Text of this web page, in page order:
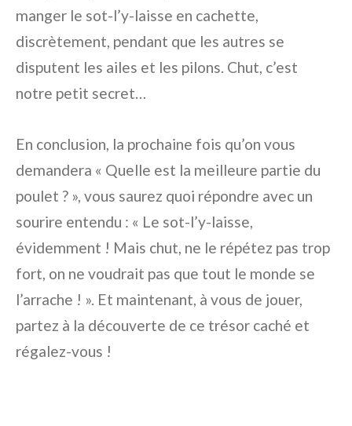
manger le sot-l’y-laisse en cachette,
discrètement, pendant que les autres se
disputent les ailes et les pilons. Chut, c’est
notre petit secret…
En conclusion, la prochaine fois qu’on vous
demandera « Quelle est la meilleure partie du
poulet ? », vous saurez quoi répondre avec un
sourire entendu : « Le sot-l’y-laisse,
évidemment ! Mais chut, ne le répétez pas trop
fort, on ne voudrait pas que tout le monde se
l’arrache ! ». Et maintenant, à vous de jouer,
partez à la découverte de ce trésor caché et
régalez-vous !